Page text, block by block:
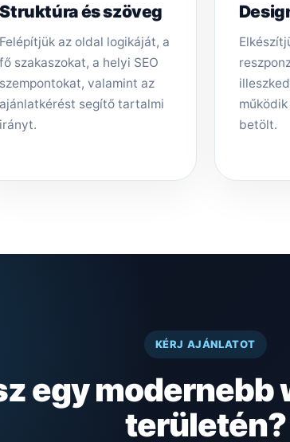
Struktúra és szöveg
Felépítjük az oldal logikáját, a
fő szakaszokat, a helyi SEO
szempontokat, valamint az
ajánlatkérést segítő tartalmi
irányt.
betölt.
KÉRJ AJÁNLATOT
egy
területén?